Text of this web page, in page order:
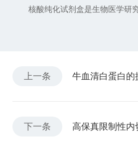
核酸纯化试剂盒是生物医学研究
上一条 牛血清白蛋白
下一条 高保真限制性